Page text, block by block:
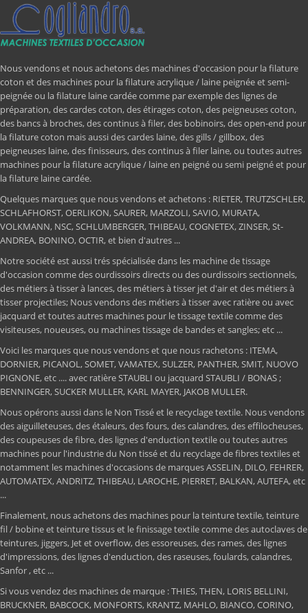
Nous vendons et nous achetons des machines d'occasion pour la filature
coton et des machines pour la filature acrylique / laine peignée et semi-
peignée ou la filature laine cardée comme par exemple des lignes de
préparation, des cardes coton, des étirages coton, des peigneuses coton,
des bancs à broches, des continus à filer, des bobinoirs, des open-end pour
la filature coton mais aussi des cardes laine, des gills / gillbox, des
peigneuses laine, des finisseurs, des continus à filer laine, ou toutes autres
machines pour la filature acrylique / laine en peigné ou semi peigné et pour
la filature laine cardée.
Quelques marques que nous vendons et achetons : RIETER, TRUTZSCHLER,
SCHLAFHORST, OERLIKON, SAURER, MARZOLI, SAVIO, MURATA,
VOLKMANN, NSC, SCHLUMBERGER, THIBEAU, COGNETEX, ZINSER, St-
ANDREA, BONINO, OCTIR, et bien d'autres ...
Notre société est aussi trés spécialisée dans les machine de tissage
d'occasion comme des ourdissoirs directs ou des ourdissoirs sectionnels,
des métiers à tisser à lances, des métiers à tisser jet d'air et des métiers à
tisser projectiles; Nous vendons des métiers à tisser avec ratière ou avec
jacquard et toutes autres machines pour le tissage textile comme des
visiteuses, noueuses, ou machines tissage de bandes et sangles; etc ...
Voici les marques que nous vendons et que nous rachetons : ITEMA,
DORNIER, PICANOL, SOMET, VAMATEX, SULZER, PANTHER, SMIT, NUOVO
PIGNONE, etc .... avec ratière STAUBLI ou jacquard STAUBLI / BONAS ;
BENNINGER, SUCKER MULLER, KARL MAYER, JAKOB MULLER.
Nous opérons aussi dans le Non Tissé et le recyclage textile. Nous vendons
des aiguilleteuses, des étaleurs, des fours, des calandres, des effilocheuses,
des coupeuses de fibre, des lignes d'enduction textile ou toutes autres
machines pour l'industrie du Non tissé et du recyclage de fibres textiles et
notamment les machines d'occasions de marques ASSELIN, DILO, FEHRER,
AUTOMATEX, ANDRITZ, THIBEAU, LAROCHE, PIERRET, BALKAN, AUTEFA, etc
...
Finalement, nous achetons des machines pour la teinture textile, teinture
fil / bobine et teinture tissus et le finissage textile comme des autoclaves de
teintures, jiggers, Jet et overflow, des essoreuses, des rames, des lignes
d'impressions, des lignes d'enduction, des raseuses, foulards, calandres,
Sanfor , etc ...
Si vous vendez des machines de marque : THIES, THEN, LORIS BELLINI,
BRUCKNER, BABCOCK, MONFORTS, KRANTZ, MAHLO, BIANCO, CORINO,